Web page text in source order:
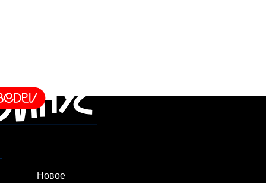
Новое